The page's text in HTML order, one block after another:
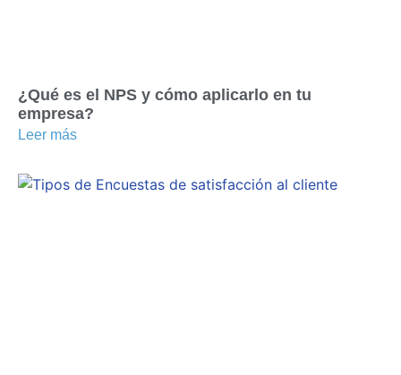
¿Qué es el NPS y cómo aplicarlo en tu
empresa?
Leer más